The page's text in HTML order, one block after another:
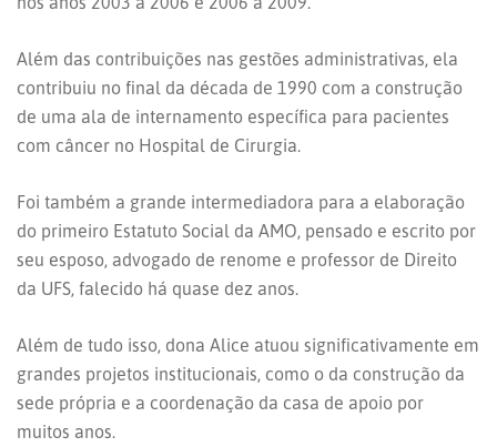
Além das contribuições nas gestões administrativas, ela
contribuiu no final da década de 1990 com a construção
de uma ala de internamento específica para pacientes
com câncer no Hospital de Cirurgia.
Foi também a grande intermediadora para a elaboração
do primeiro Estatuto Social da AMO, pensado e escrito por
seu esposo, advogado de renome e professor de Direito
da UFS, falecido há quase dez anos.
Além de tudo isso, dona Alice atuou significativamente em
grandes projetos institucionais, como o da construção da
sede própria e a coordenação da casa de apoio por
muitos anos.